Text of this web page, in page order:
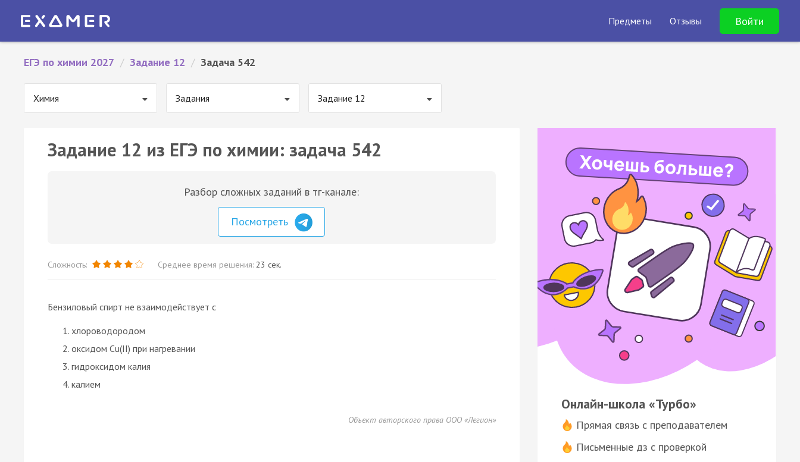
Предметы Отзывы Войти
ЕГЭ по химии 2027 / Задание 12 / Задача 542
Химия Задания Задание 12
Задание 12 из ЕГЭ по химии: задача 542
Разбор сложных заданий в тг-канале:
Посмотреть
Сложность: Среднее время решения: 23 сек.
Бензиловый спирт не взаимодействует с
хлороводородом
оксидом Cu(II) при нагревании
гидроксидом калия
калием
Объект авторского права ООО «Легион»
Онлайн-школа «Турбо»
Прямая связь с преподавателем
Письменные дз с проверкой